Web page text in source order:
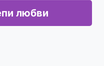
любви